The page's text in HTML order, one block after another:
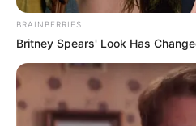
BRAINBERRIES
Britney Spears' Look Has